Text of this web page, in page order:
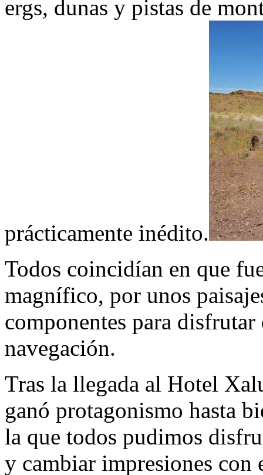
ergs, dunas y pistas de
prácticamente inédito.
Todos coincidían en que
magnífico, por unos
componentes para
navegación.
Tras la llegada al Hotel
ganó protagonismo hasta
la que todos pudimos
y cambiar impresiones con